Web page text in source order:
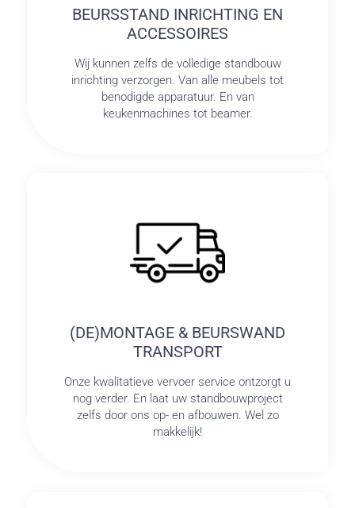
BEURSSTAND INRICHTING EN
ACCESSOIRES
Wij kunnen zelfs de volledige standbouw
inrichting verzorgen. Van alle meubels tot
benodigde apparatuur. En van
keukenmachines tot beamer.
(DE)MONTAGE & BEURSWAND
TRANSPORT
Onze kwalitatieve vervoer service ontzorgt u
nog verder. En laat uw standbouwproject
zelfs door ons op- en afbouwen. Wel zo
makkelijk!